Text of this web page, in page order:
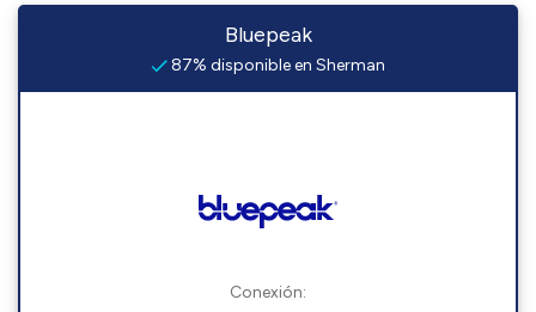
Bluepeak
87% disponible en Sherman
Conexión: